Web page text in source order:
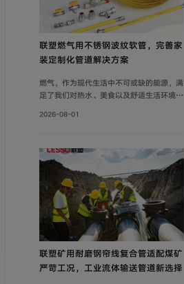
联塑燃气用不锈钢波纹软管，完善家
装定制化管道解决方案
燃气，作为现代生活中不可或缺的能源，满
足了我们对热水、美食以及舒适生活环境的
关注。联塑围绕家装场景打造定制化管道解
户营造安心居家环境。
2026-08-01
联塑矿用耐磨钢帘线复合管适配煤矿
严苛工况，工业流体输送管道新选择